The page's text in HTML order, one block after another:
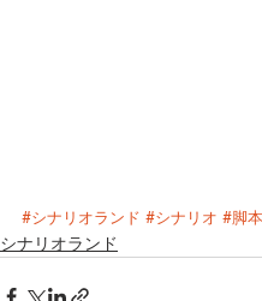
#シナリオランド #シナリオ #脚本
シナリオランド